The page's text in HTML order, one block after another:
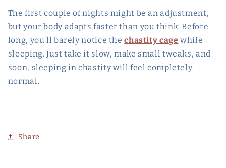
The first couple of nights might be an adjustment,
but your body adapts faster than you think. Before
long, you’ll barely notice thechastity cage while
sleeping. Just take it slow, make small tweaks, and
soon, sleeping in chastity will feel completely
normal.
Share